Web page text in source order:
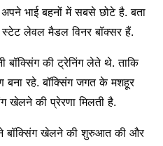
भाई बहनों में सबसे छोटे है. बता
स्टेट लेवल मैडल विनर बॉक्सर हैं.
बॉक्सिंग की ट्रेनिंग लेते थे. ताकि
बना रहे. बॉक्सिंग जगत के मशहूर
खेलने की प्रेरणा मिलती है.
बॉक्सिंग खेलने की शुरुआत की और